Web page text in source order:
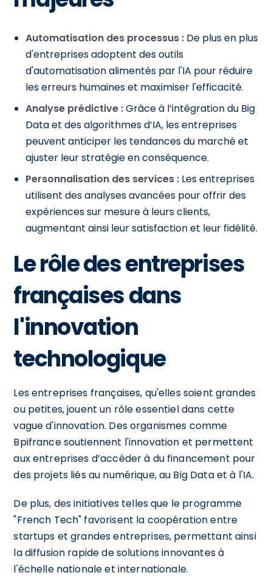
Automatisation des processus : De plus en plus
d'entreprises adoptent des outils
d'automatisation alimentés par l'IA pour réduire
les erreurs humaines et maximiser l'efficacité.
Analyse prédictive :Grâce à l’intégration du Big
Data et des algorithmes d’IA, les entreprises
peuvent anticiper les tendances du marché et
ajuster leur stratégie en conséquence.
Personnalisation des services : Les entreprises
utilisent des analyses avancées pour offrir des
expériences sur mesure à leurs clients,
augmentant ainsi leur satisfaction et leur fidélité.
Le rôle des entreprises
françaises dans
l'innovation
technologique
Les entreprises françaises, qu'elles soient grandes
ou petites, jouent un rôle essentiel dans cette
vague d'innovation. Des organismes comme
Bpifrance soutiennent l'innovation et permettent
aux entreprises d’accéder à du financement pour
des projets liés au numérique, au Big Data et à l'IA.
De plus, des initiatives telles que le programme
"French Tech" favorisent la coopération entre
startups et grandes entreprises, permettant ainsi
la diffusion rapide de solutions innovantes à
l'échelle nationale et internationale.